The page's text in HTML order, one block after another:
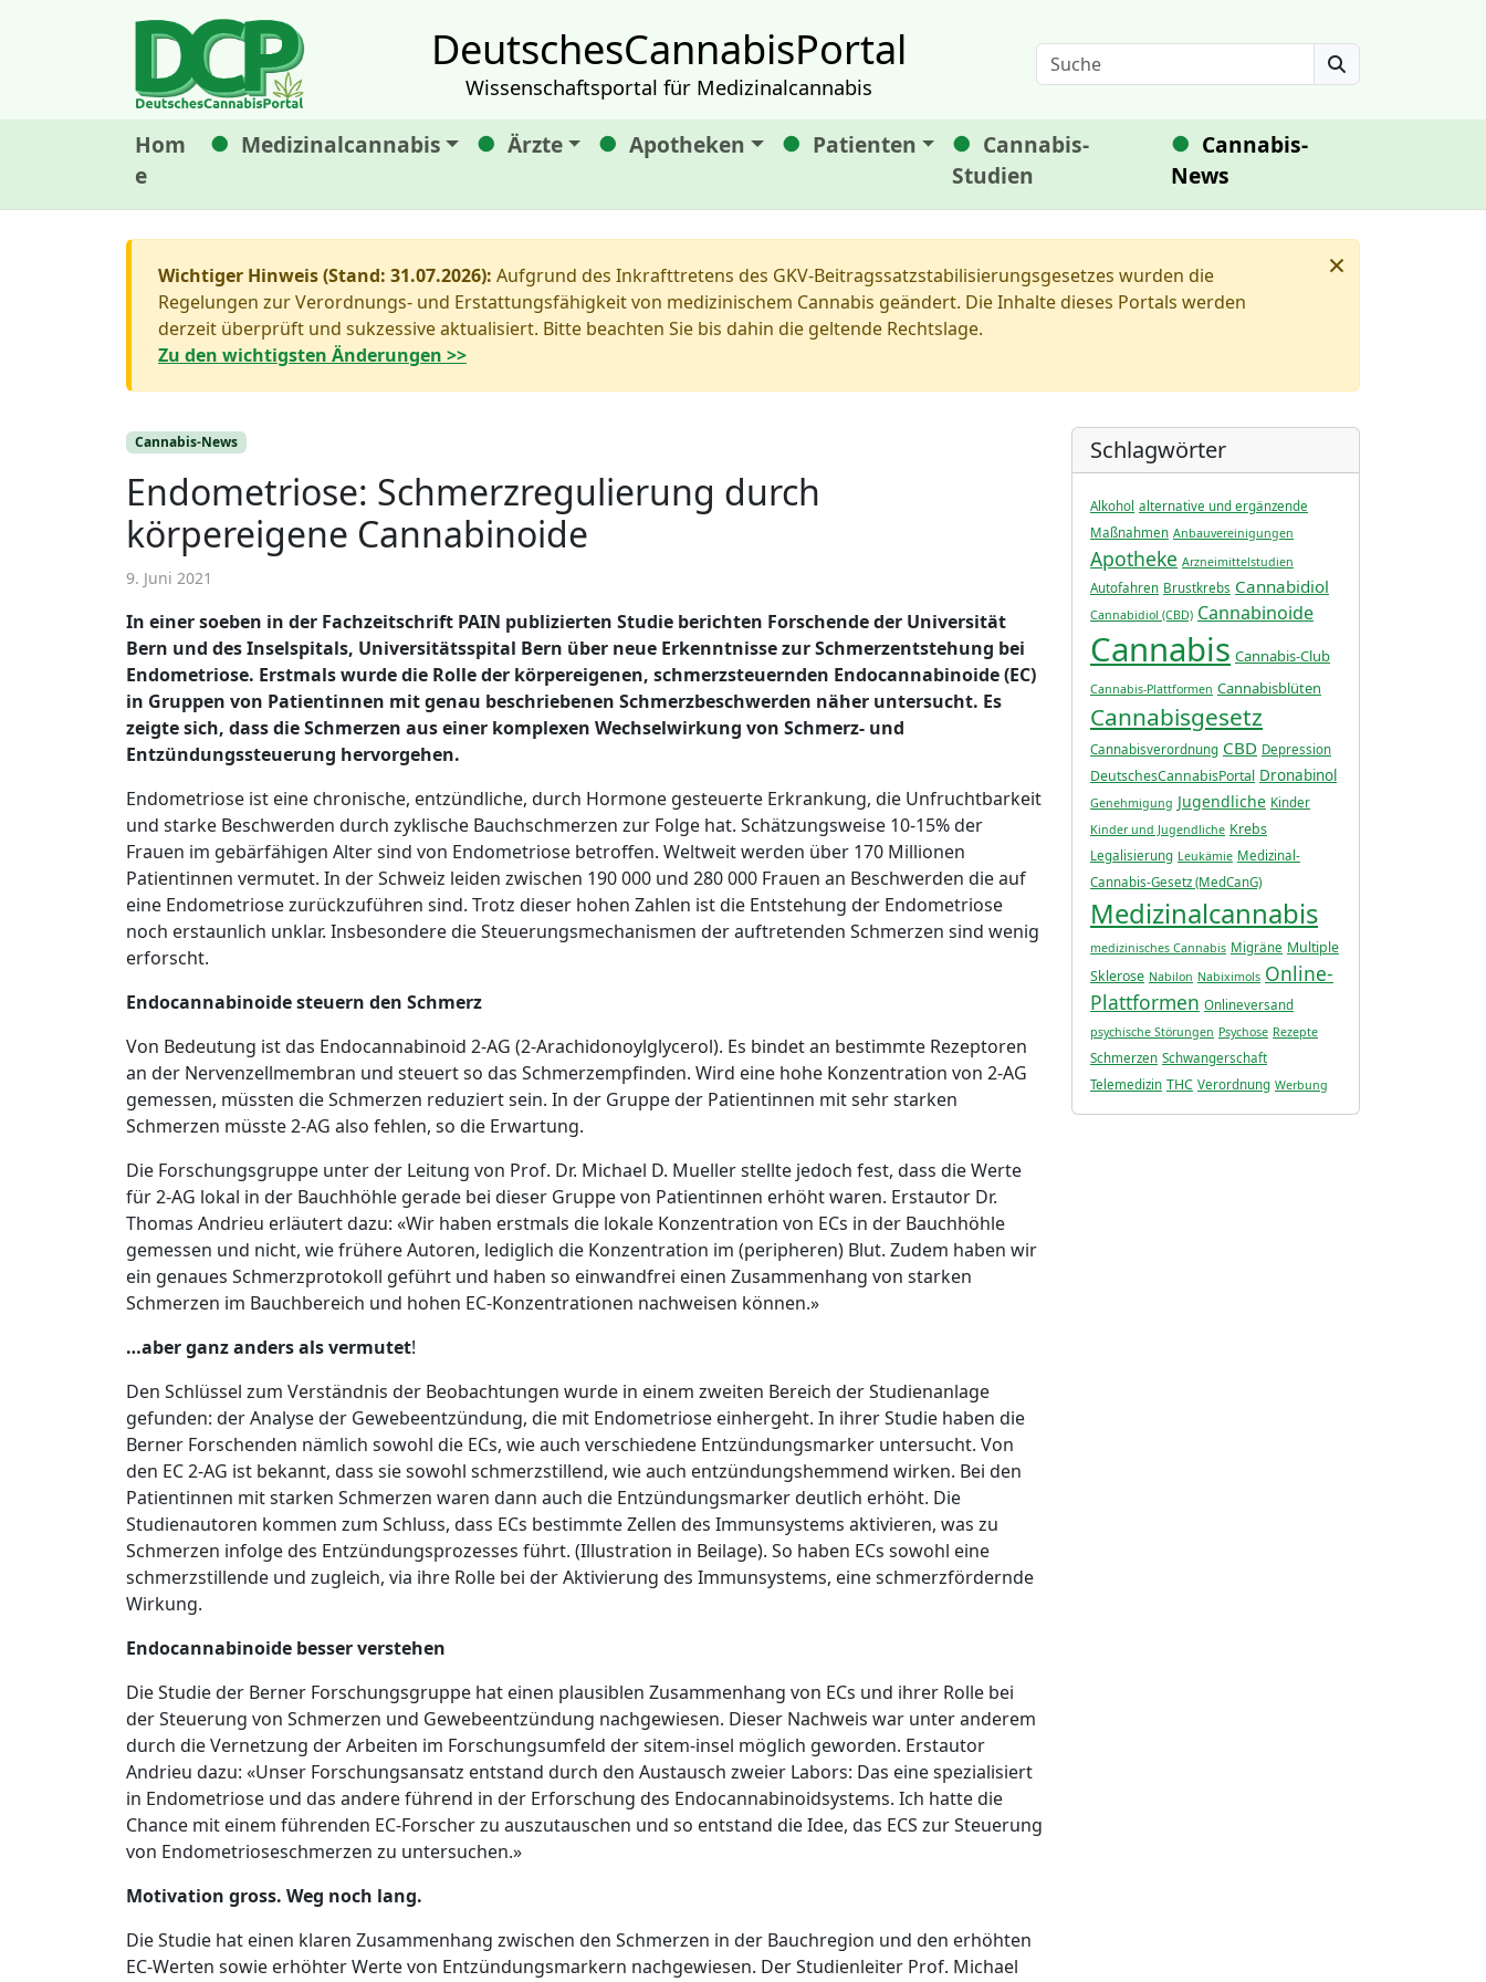
DeutschesCannabisPortal
Wissenschaftsportal für Medizinalcannabis Search
Hom
e
Medizinalcannabis Ärzte Apotheken Patienten
Cannabis-
Studien
Cannabis-
News
×
Wichtiger Hinweis (Stand: 31.07.2026): Aufgrund des Inkrafttretens des GKV-Beitragssatzstabilisierungsgesetzes wurden die
Regelungen zur Verordnungs- und Erstattungsfähigkeit von medizinischem Cannabis geändert. Die Inhalte dieses Portals werden
derzeit überprüft und sukzessive aktualisiert. Bitte beachten Sie bis dahin die geltende Rechtslage.
Zu den wichtigsten Änderungen >>
Cannabis-News
Endometriose: Schmerzregulierung durch
körpereigene Cannabinoide
9. Juni 2021
In einer soeben in der Fachzeitschrift PAIN publizierten Studie berichten Forschende der Universität
Bern und des Inselspitals, Universitätsspital Bern über neue Erkenntnisse zur Schmerzentstehung bei
Endometriose. Erstmals wurde die Rolle der körpereigenen, schmerzsteuernden Endocannabinoide (EC)
in Gruppen von Patientinnen mit genau beschriebenen Schmerzbeschwerden näher untersucht. Es
zeigte sich, dass die Schmerzen aus einer komplexen Wechselwirkung von Schmerz- und
Entzündungssteuerung hervorgehen.
Endometriose ist eine chronische, entzündliche, durch Hormone gesteuerte Erkrankung, die Unfruchtbarkeit
und starke Beschwerden durch zyklische Bauchschmerzen zur Folge hat. Schätzungsweise 10-15% der
Frauen im gebärfähigen Alter sind von Endometriose betroffen. Weltweit werden über 170 Millionen
Patientinnen vermutet. In der Schweiz leiden zwischen 190 000 und 280 000 Frauen an Beschwerden die auf
eine Endometriose zurückzuführen sind. Trotz dieser hohen Zahlen ist die Entstehung der Endometriose
noch erstaunlich unklar. Insbesondere die Steuerungsmechanismen der auftretenden Schmerzen sind wenig
erforscht.
Endocannabinoide steuern den Schmerz
Von Bedeutung ist das Endocannabinoid 2-AG (2-Arachidonoylglycerol). Es bindet an bestimmte Rezeptoren
an der Nervenzellmembran und steuert so das Schmerzempfinden. Wird eine hohe Konzentration von 2-AG
gemessen, müssten die Schmerzen reduziert sein. In der Gruppe der Patientinnen mit sehr starken
Schmerzen müsste 2-AG also fehlen, so die Erwartung.
Die Forschungsgruppe unter der Leitung von Prof. Dr. Michael D. Mueller stellte jedoch fest, dass die Werte
für 2-AG lokal in der Bauchhöhle gerade bei dieser Gruppe von Patientinnen erhöht waren. Erstautor Dr.
Thomas Andrieu erläutert dazu: «Wir haben erstmals die lokale Konzentration von ECs in der Bauchhöhle
gemessen und nicht, wie frühere Autoren, lediglich die Konzentration im (peripheren) Blut. Zudem haben wir
ein genaues Schmerzprotokoll geführt und haben so einwandfrei einen Zusammenhang von starken
Schmerzen im Bauchbereich und hohen EC-Konzentrationen nachweisen können.»
…aber ganz anders als vermutet!
Den Schlüssel zum Verständnis der Beobachtungen wurde in einem zweiten Bereich der Studienanlage
gefunden: der Analyse der Gewebeentzündung, die mit Endometriose einhergeht. In ihrer Studie haben die
Berner Forschenden nämlich sowohl die ECs, wie auch verschiedene Entzündungsmarker untersucht. Von
den EC 2-AG ist bekannt, dass sie sowohl schmerzstillend, wie auch entzündungshemmend wirken. Bei den
Patientinnen mit starken Schmerzen waren dann auch die Entzündungsmarker deutlich erhöht. Die
Studienautoren kommen zum Schluss, dass ECs bestimmte Zellen des Immunsystems aktivieren, was zu
Schmerzen infolge des Entzündungsprozesses führt. (Illustration in Beilage). So haben ECs sowohl eine
schmerzstillende und zugleich, via ihre Rolle bei der Aktivierung des Immunsystems, eine schmerzfördernde
Wirkung.
Endocannabinoide besser verstehen
Die Studie der Berner Forschungsgruppe hat einen plausiblen Zusammenhang von ECs und ihrer Rolle bei
der Steuerung von Schmerzen und Gewebeentzündung nachgewiesen. Dieser Nachweis war unter anderem
durch die Vernetzung der Arbeiten im Forschungsumfeld der sitem-insel möglich geworden. Erstautor
Andrieu dazu: «Unser Forschungsansatz entstand durch den Austausch zweier Labors: Das eine spezialisiert
in Endometriose und das andere führend in der Erforschung des Endocannabinoidsystems. Ich hatte die
Chance mit einem führenden EC-Forscher zu auszutauschen und so entstand die Idee, das ECS zur Steuerung
von Endometrioseschmerzen zu untersuchen.»
Motivation gross. Weg noch lang.
Die Studie hat einen klaren Zusammenhang zwischen den Schmerzen in der Bauchregion und den erhöhten
EC-Werten sowie erhöhter Werte von Entzündungsmarkern nachgewiesen. Der Studienleiter Prof. Michael
Schlagwörter
Alkohol alternative und ergänzende
Maßnahmen Anbauvereinigungen
Apotheke Arzneimittelstudien
Autofahren Brustkrebs Cannabidiol
Cannabidiol (CBD) Cannabinoide
Cannabis Cannabis-Club
Cannabis-Plattformen Cannabisblüten
Cannabisgesetz
Cannabisverordnung CBD Depression
DeutschesCannabisPortal Dronabinol
Genehmigung Jugendliche Kinder
Kinder und Jugendliche Krebs
Legalisierung Leukämie Medizinal-
Cannabis-Gesetz (MedCanG)
Medizinalcannabis
medizinisches Cannabis Migräne Multiple
Sklerose Nabilon Nabiximols Online-
Plattformen Onlineversand
psychische Störungen Psychose Rezepte
Schmerzen Schwangerschaft
Telemedizin THC Verordnung Werbung